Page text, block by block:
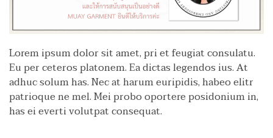
Lorem ipsum dolor sit amet, pri et feugiat consulatu.
Eu per ceteros platonem. Ea dictas legendos ius. At
adhuc solum has. Nec at harum euripidis, habeo elitr
patrioque ne mel. Mei probo oportere posidonium in,
has ei everti volutpat consequat.